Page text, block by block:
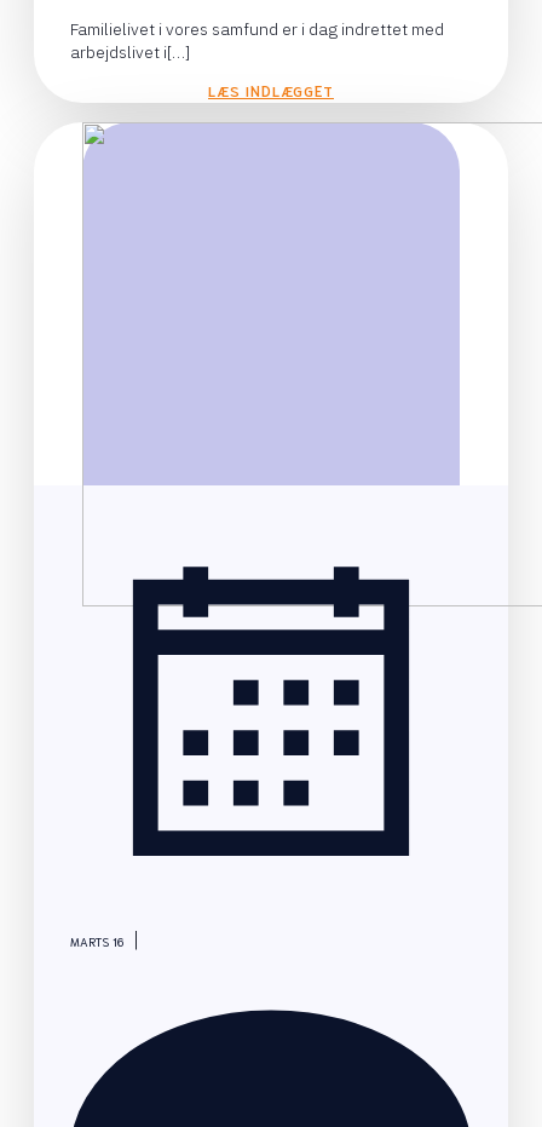
Familielivet i vores samfund er i dag indrettet med
arbejdslivet i[…]
LÆS INDLÆGGET
MARTS 16 |